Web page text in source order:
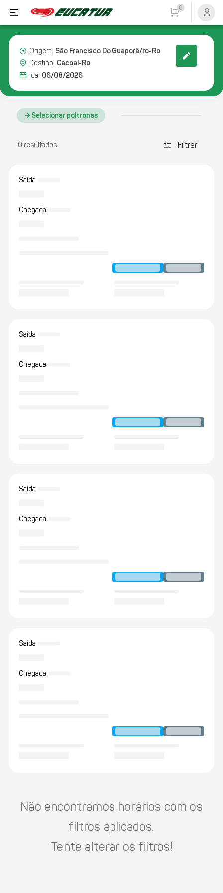
0
Origem: São Francisco Do Guaporé/ro-Ro
Destino: Cacoal-Ro
Ida: 06/08/2026
Selecionar poltronas
0 resultados discover_tune Filtrar
Saída
Chegada
Saída
Chegada
Saída
Chegada
Saída
Chegada
Não encontramos horários com os
filtros aplicados.
Tente alterar os filtros!